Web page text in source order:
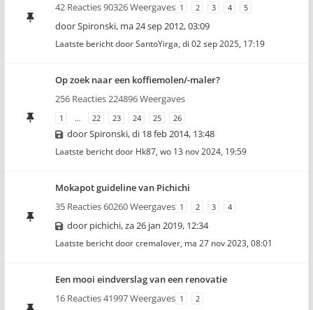
42 Reacties 90326 Weergaves 1 2 3 4 5
doorSpironski, ma 24 sep 2012, 03:09
Laatste bericht doorSantoYirga, di 02 sep 2025, 17:19
Op zoek naar een koffiemolen/-maler?
256 Reacties 224896 Weergaves
1 … 22 23 24 25 26
doorSpironski,di 18 feb 2014, 13:48
Laatste bericht door Hk87, wo 13 nov 2024, 19:59
Mokapot guideline van Pichichi
35 Reacties 60260 Weergaves 1 2 3 4
door pichichi,za 26 jan 2019, 12:34
Laatste bericht doorcremalover, ma 27 nov 2023, 08:01
Een mooi eindverslag van een renovatie
16 Reacties 41997 Weergaves 1 2